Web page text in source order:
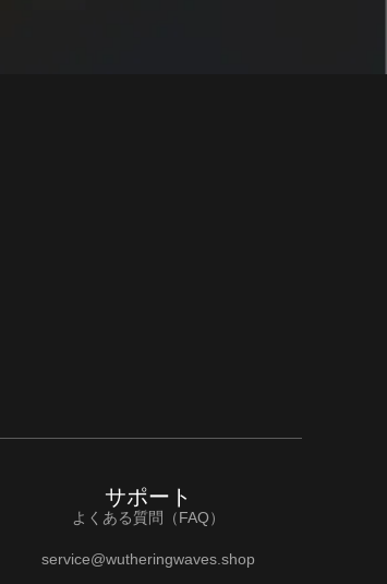
サポート
よくある質問（FAQ）
service@wutheringwaves.shop